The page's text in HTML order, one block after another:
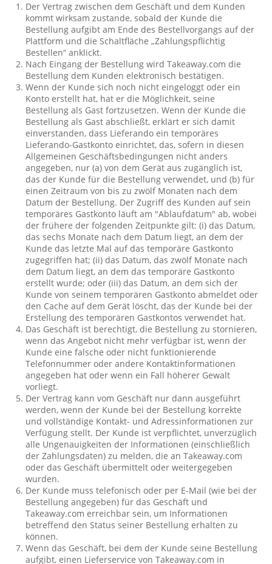
Der Vertrag zwischen dem Geschäft und dem Kunden
kommt wirksam zustande, sobald der Kunde die
Bestellung aufgibt am Ende des Bestellvorgangs auf der
Plattform und die Schaltfläche „Zahlungspflichtig
Bestellen“ anklickt.
Nach Eingang der Bestellung wird Takeaway.com die
Bestellung dem Kunden elektronisch bestätigen.
Wenn der Kunde sich noch nicht eingeloggt oder ein
Konto erstellt hat, hat er die Möglichkeit, seine
Bestellung als Gast fortzusetzen. Wenn der Kunde die
Bestellung als Gast abschließt, erklärt er sich damit
einverstanden, dass Lieferando ein temporäres
Lieferando-Gastkonto einrichtet, das, sofern in diesen
Allgemeinen Geschäftsbedingungen nicht anders
angegeben, nur (a) von dem Gerät aus zugänglich ist,
das der Kunde für die Bestellung verwendet, und (b) für
einen Zeitraum von bis zu zwölf Monaten nach dem
Datum der Bestellung. Der Zugriff des Kunden auf sein
temporäres Gastkonto läuft am "Ablaufdatum" ab, wobei
der frühere der folgenden Zeitpunkte gilt: (i) das Datum,
das sechs Monate nach dem Datum liegt, an dem der
Kunde das letzte Mal auf das temporäre Gastkonto
zugegriffen hat; (ii) das Datum, das zwölf Monate nach
dem Datum liegt, an dem das temporäre Gastkonto
erstellt wurde; oder (iii) das Datum, an dem sich der
Kunde von seinem temporären Gastkonto abmeldet oder
den Cache auf dem Gerät löscht, das der Kunde bei der
Erstellung des temporären Gastkontos verwendet hat.
Das Geschäft ist berechtigt, die Bestellung zu stornieren,
wenn das Angebot nicht mehr verfügbar ist, wenn der
Kunde eine falsche oder nicht funktionierende
Telefonnummer oder andere Kontaktinformationen
angegeben hat oder wenn ein Fall höherer Gewalt
vorliegt.
Der Vertrag kann vom Geschäft nur dann ausgeführt
werden, wenn der Kunde bei der Bestellung korrekte
und vollständige Kontakt- und Adressinformationen zur
Verfügung stellt. Der Kunde ist verpflichtet, unverzüglich
alle Ungenauigkeiten der Informationen (einschließlich
der Zahlungsdaten) zu melden, die an Takeaway.com
oder das Geschäft übermittelt oder weitergegeben
wurden.
Der Kunde muss telefonisch oder per E-Mail (wie bei der
Bestellung angegeben) für das Geschäft und
Takeaway.com erreichbar sein, um Informationen
betreffend den Status seiner Bestellung erhalten zu
können.
Wenn das Geschäft, bei dem der Kunde seine Bestellung
aufgibt, einen Lieferservice von Takeaway.com in